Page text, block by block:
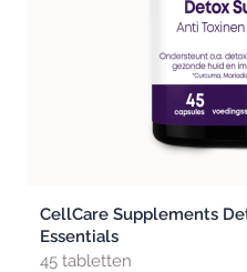
CellCare Supplements
Essentials
45 tabletten